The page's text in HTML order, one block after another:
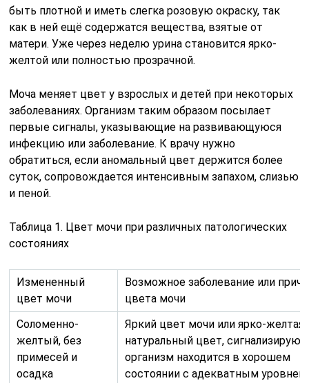
быть плотной и иметь слегка розовую окраску, так
как в ней ещё содержатся вещества, взятые от
матери. Уже через неделю урина становится ярко-
желтой или полностью прозрачной.
Моча меняет цвет у взрослых и детей при некоторых
заболеваниях. Организм таким образом посылает
первые сигналы, указывающие на развивающуюся
инфекцию или заболевание. К врачу нужно
обратиться, если аномальный цвет держится более
суток, сопровождается интенсивным запахом, слизью
и пеной.
Таблица 1. Цвет мочи при различных патологических
состояниях
Измененный
цвет мочи
Возможное заболевание или
цвета мочи
Соломенно-
желтый, без
примесей и
осадка
Яркий цвет мочи или ярко-желтая
натуральный цвет,
организм находится в хорошем
состоянии с адекватным уровнем